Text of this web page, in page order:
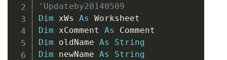
'Updateby20140509
Dim xWs As
Dim xComment As
Dim oldName As
String
Dim newName As
String